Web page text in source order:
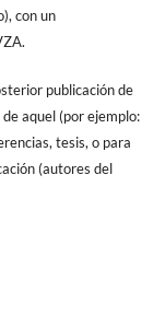
con un
publicación de
aquel (por ejemplo:
tesis, o para
(autores del